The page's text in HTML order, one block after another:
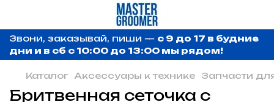
Звони, заказывай, пиши — с 9 до 17 в будние
дни и в сб с 10:00 до 13:00 мы рядом!
Каталог Аксессуары к технике Запчасти
Бритвенная сеточка с